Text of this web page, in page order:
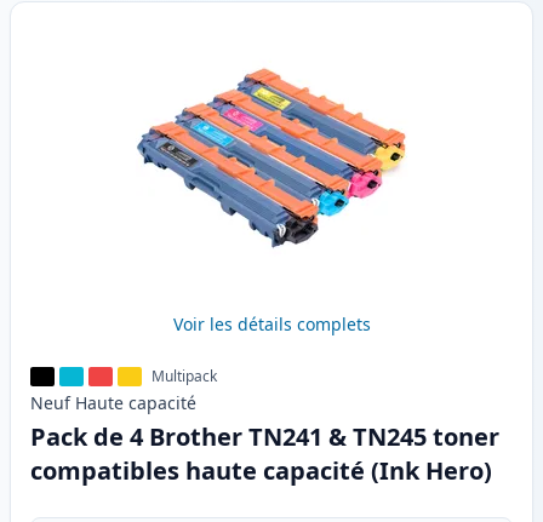
Produits
Voir les détails complets
Multipack
Neuf Haute capacité
Pack de 4 Brother TN241 & TN245 toner
compatibles haute capacité (Ink Hero)